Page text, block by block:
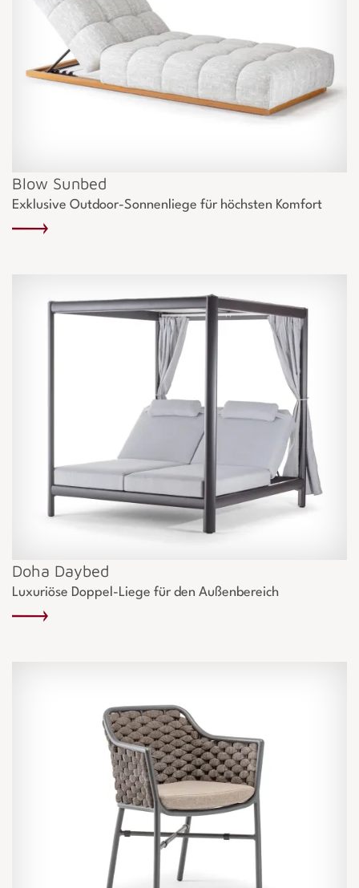
Blow Sunbed
Exklusive Outdoor-Sonnenliege für höchsten Komfort
Doha Daybed
Luxuriöse Doppel-Liege für den Außenbereich